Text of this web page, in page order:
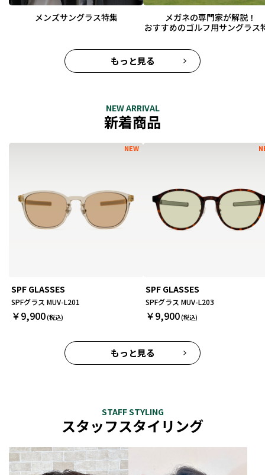
メンズサングラス特集
メガネの専門家が解説！
おすすめのゴルフ用サングラス
もっと見る
NEW ARRIVAL
新着商品
NEW
SPF GLASSES
SPFグラス MUV-L201
￥9,900
SPF GLASSES
SPFグラス MUV-L203
￥9,900
もっと見る
STAFF STYLING
スタッフスタイリング